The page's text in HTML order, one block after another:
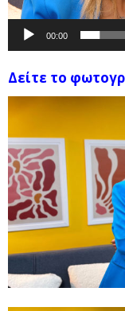
00:00
Δείτε το